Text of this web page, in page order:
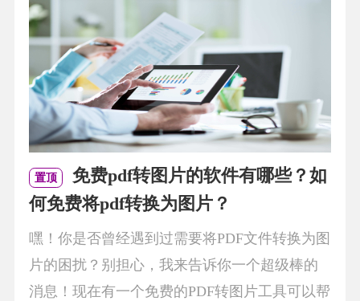
置顶
免费pdf转图片的软件有哪些？如
何免费将pdf转换为图片？
嘿！你是否曾经遇到过需要将PDF文件转换为图
片的困扰？别担心，我来告诉你一个超级棒的
消息！现在有一个免费的PDF转图片工具可以帮